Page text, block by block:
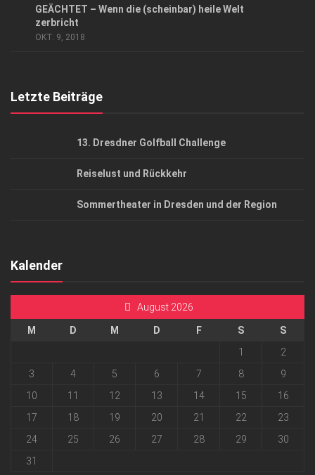
GEÄCHTET – Wenn die (scheinbar) heile Welt
zerbricht
OKT. 9, 2018
Letzte Beiträge
13. Dresdner Golfball Challenge
Reiselust und Rückkehr
Sommertheater in Dresden und der Region
Kalender
August 2026
M D M D F S
S
1
2
3
4 5 6 7 8
9
10
11 12 13 14 15
16
17
18 19 20 21 22
23
24
25 26 27 28 29
30
31